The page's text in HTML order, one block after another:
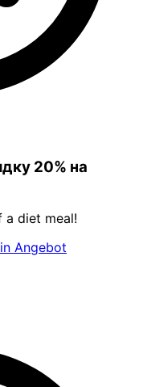
20% на
a diet meal!
Angebot